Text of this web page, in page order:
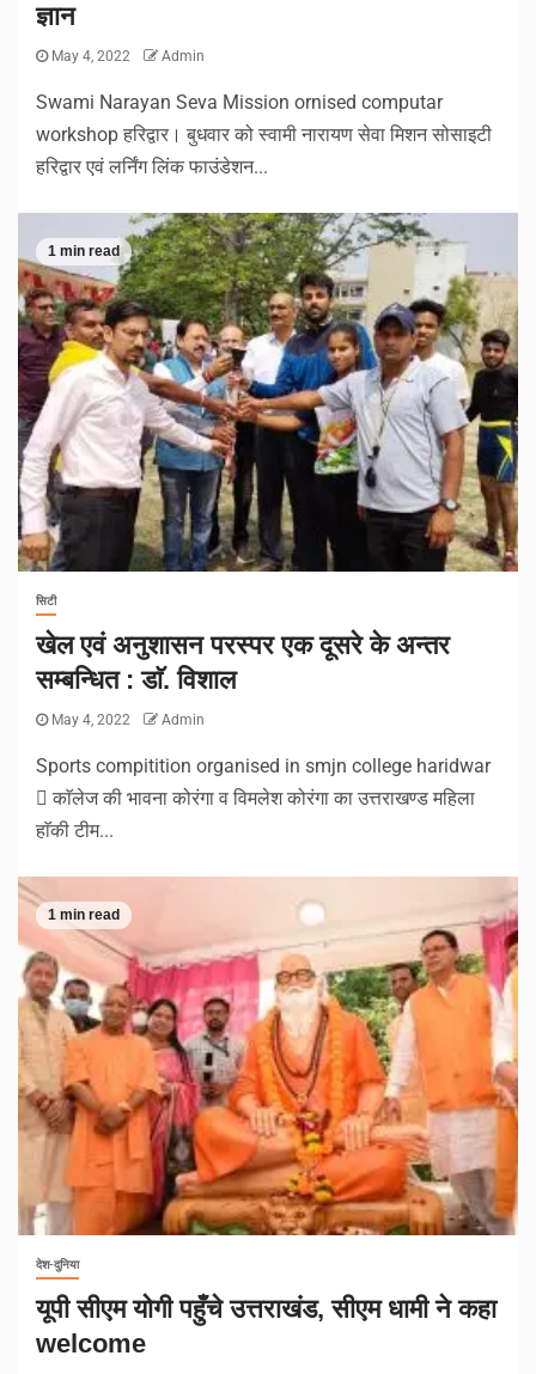
ज्ञान
May 4, 2022 Admin
Swami Narayan Seva Mission ornised computar
workshop हरिद्वार। बुधवार को स्वामी नारायण सेवा मिशन सोसाइटी
हरिद्वार एवं लर्निंग लिंक फाउंडेशन...
1 min read
सिटी
खेल एवं अनुशासन परस्पर एक दूसरे के अन्तर
सम्बन्धित : डाॅ. विशाल
May 4, 2022 Admin
Sports compitition organised in smjn college haridwar
 काॅलेज की भावना कोरंगा व विमलेश कोरंगा का उत्तराखण्ड महिला
हाॅकी टीम...
1 min read
देश-दुनिया
यूपी सीएम योगी पहुँचे उत्तराखंड, सीएम धामी ने कहा
welcome